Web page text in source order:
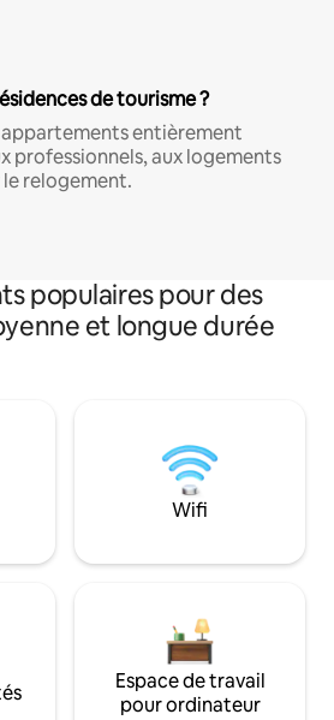
de tourisme ?
entièrement
professionnels, aux logements
relogement.
populaires pour des
et longue durée
Wifi
Espace de travail
pour ordinateur